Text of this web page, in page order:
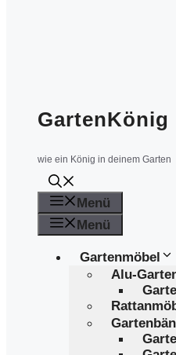
GartenKönig
wie ein König in deinem Garten
Menü
Menü
Gartenmöbel
Alu-